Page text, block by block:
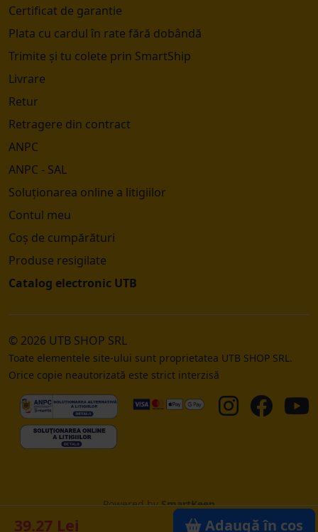
Certificat de garantie
Plata cu cardul în rate fără dobândă
Trimite și tu colete prin SmartShip
Livrare
Retur
Retragere din contract
ANPC
ANPC - SAL
Soluționarea online a litigiilor
Contul meu
Coș de cumpărături
Produse resigilate
Catalog electronic UTB
© 2026 UTB SHOP SRL
Toate elementele site-ului sunt proprietatea UTB SHOP SRL.
Orice copie neautorizată este strict interzisă
Powered bySmartKeep
39.27 Lei Adaugă în coș